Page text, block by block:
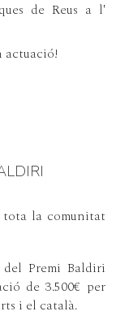
de Reus a l'
actuació!
tota la comunitat
del Premi Baldiri
de 3.500€ per
i el català.